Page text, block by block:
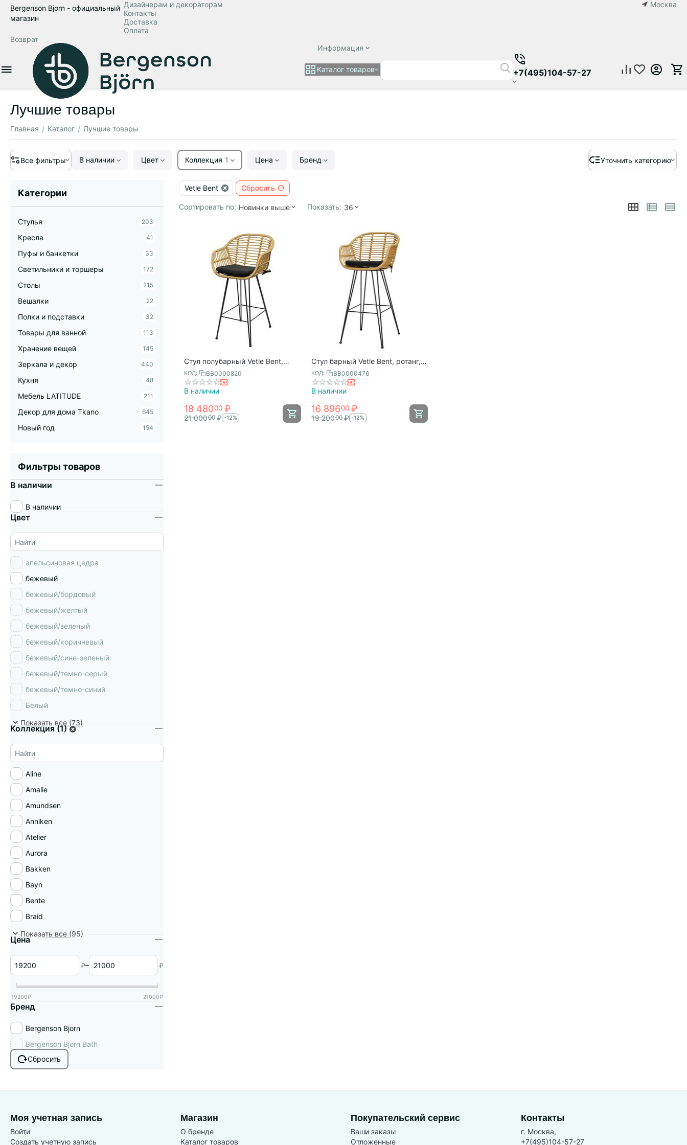
Bergenson Bjorn - официальный
магазин
Москва
Дизайнерам и декораторам
Контакты
Доставка
Оплата
Возврат
Информация
Каталог товаров +7(495)104-57-27
Лучшие товары
Главная / Каталог / Лучшие товары
Все фильтры В наличии Цвет Коллекция 1 Цена Бренд Уточнить категорию
Vetle Bent Сбросить
Сортировать по: Новинки выше Показать: 36
Стул полубарный Vetle Bent,
ротанг, Bergenson Bjorn
КОД: BB0000820
В наличии
18 48000 ₽
21 00000 ₽ -12%
Стул барный Vetle Bent, ротанг,
Bergenson Bjorn
КОД: BB0000476
В наличии
16 89600 ₽
19 20000 ₽ -12%
Категории
Стулья 203
Кресла 41
Пуфы и банкетки 33
Светильники и торшеры 172
Столы 215
Вешалки 22
Полки и подставки 32
Товары для ванной 113
Хранение вещей 145
Зеркала и декор 440
Кухня 48
Мебель LATITUDE 211
Декор для дома Tkano 645
Новый год 154
Фильтры товаров
В наличии
В наличии
Цвет
апельсиновая цедра
бежевый
бежевый/бордовый
бежевый/желтый
бежевый/зеленый
бежевый/коричневый
бежевый/сине-зеленый
бежевый/темно-серый
бежевый/темно-синий
Белый
белый/бежевый
белый/зеленый
зеленый/серый
золотистый/зеленый
кирпичный
коралловый
лавандовое ретро
лиловый
медный
Показать все (73)
Коллекция (1)
Aline
Amalie
Amundsen
Anniken
Atelier
Aurora
Bakken
Bayn
Bente
Braid
Coastal
Coral
Eirill
Ellie
Enkel Kopp
Enkel Sand
Fedd
Foggy
Froud
Показать все (95)
Цена
₽– ₽
19200₽ 21000₽
Бренд
Bergenson Bjorn
Bergenson Bjorn Bath
Сбросить
Моя учетная запись
Войти
Создать учетную запись
Магазин
О бренде
Каталог товаров
Покупательский сервис
Ваши заказы
Отложенные
Контакты
г. Москва,
+7(495)104-57-27